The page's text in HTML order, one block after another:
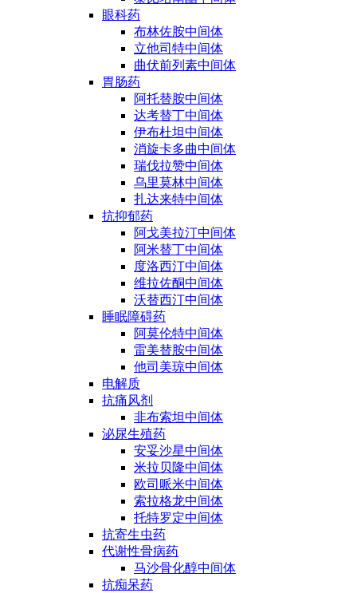
眼科药
布林佐胺中间体
立他司特中间体
曲伏前列素中间体
胃肠药
阿托替胺中间体
达考替丁中间体
伊布杜坦中间体
消旋卡多曲中间体
瑞伐拉赞中间体
乌里莫林中间体
扎达来特中间体
抗抑郁药
阿戈美拉汀中间体
阿米替丁中间体
度洛西汀中间体
维拉佐酮中间体
沃替西汀中间体
睡眠障碍药
阿莫伦特中间体
雷美替胺中间体
他司美琼中间体
电解质
抗痛风剂
非布索坦中间体
泌尿生殖药
安妥沙星中间体
米拉贝隆中间体
欧司哌米中间体
索拉格龙中间体
托特罗定中间体
抗寄生虫药
代谢性骨病药
马沙骨化醇中间体
抗痴呆药